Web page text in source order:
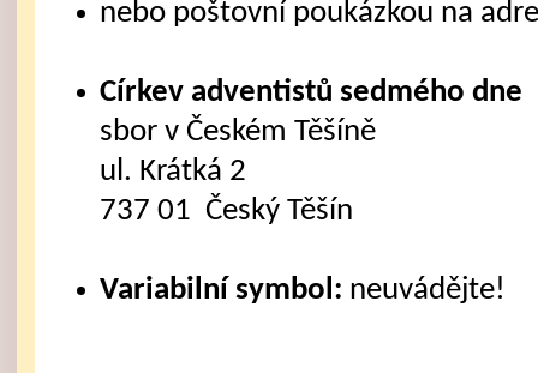
nebo poštovní poukázkou na
Církev adventistů sedmého dne
sbor v Českém Těšíně
ul. Krátká 2
737 01 Český Těšín
Variabilní symbol: neuvádějte!